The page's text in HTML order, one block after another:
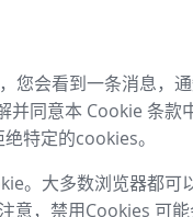
您会看到一条消息，
并同意本 Cookie 条
特定的cookies。
。大多数浏览器都
意，禁用Cookies 可